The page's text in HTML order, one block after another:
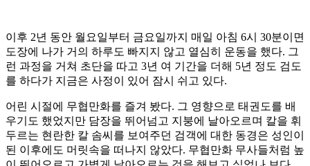
이후 2년 동안 월요일부터 금요일까지 매일 아침 6시 30분이면
도장에 나가 거의 하루도 빠지지 않고 열심히 운동을 했다. 그
런 과정을 거쳐 초단을 따고 3년 여 기간을 더해 5년 정도 검도
를 하다가 지금은 사정이 있어 잠시 쉬고 있다.
어린 시절에 무협만화를 즐겨 봤다. 그 영향으로 태권도를 배
우기도 했었지만 담장을 뛰어넘고 지붕에 날아오르며 칼을 휘
두르는 현란한 칼 솜씨를 보여주던 검객에 대한 동경은 성인이
된 이후에도 머릿속을 떠나지 않았다. 무협만화 무사들처럼 높